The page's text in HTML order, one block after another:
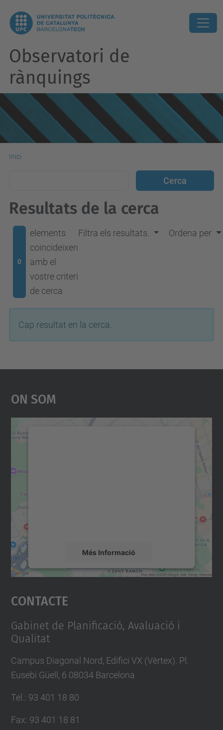
Observatori de
rànquings
Inici
Resultats de la cerca
0
elements
coincideixen
amb el
vostre criteri
de cerca
Filtra els resultats. Ordena per
Cap resultat en la cerca.
On Som
Més Informació
Accepta
powered by
Contacte
Gabinet de Planificació, Avaluació i
Qualitat
Campus Diagonal Nord, Edifici VX (Vèrtex). Pl.
Eusebi Güell, 6 08034 Barcelona
Tel. : 93 401 18 80
Fax: 93 401 18 81